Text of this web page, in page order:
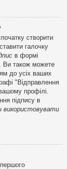
створити
галочку
в формі
Ви також можете
до усіх ваших
"Відправлення
профілі.
підпису в
використовувати